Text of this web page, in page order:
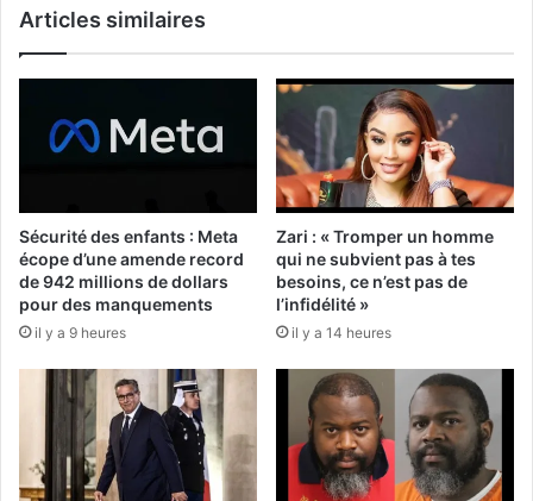
Articles similaires
Sécurité des enfants : Meta
écope d’une amende record
de 942 millions de dollars
pour des manquements
il y a 9 heures
Zari : « Tromper un homme
qui ne subvient pas à tes
besoins, ce n’est pas de
l’infidélité »
il y a 14 heures